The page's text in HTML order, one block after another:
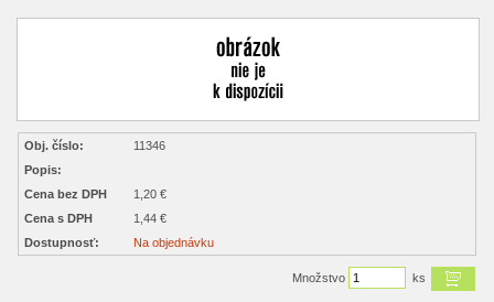
Obj. číslo:
11346
Popis:
Cena bez DPH
1,20 €
Cena s DPH
1,44 €
Dostupnosť:
Na objednávku
Množstvo ks